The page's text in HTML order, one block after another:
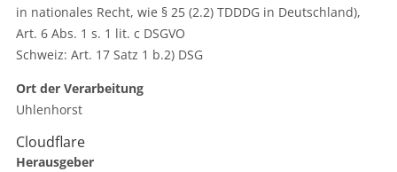
in nationales Recht, wie § 25 (2.2) TDDDG in Deutschland),
Art. 6 Abs. 1 s. 1 lit. c DSGVO
Schweiz: Art. 17 Satz 1 b.2) DSG
Ort der Verarbeitung
Uhlenhorst
Cloudflare
Herausgeber